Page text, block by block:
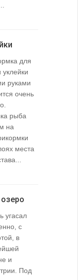
для
уклейки
руками
очень
рыба
на
места
угасал
с
в
и
Под